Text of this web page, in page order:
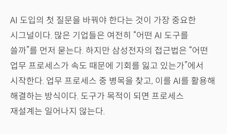
AI 도입의 첫 질문을 바꿔야 한다는 것이 가장 중요한
시그널이다. 많은 기업들은 여전히 “어떤 AI 도구를
쓸까”를 먼저 묻는다. 하지만 삼성전자의 접근법은 “어떤
업무 프로세스가 속도 때문에 기회를 잃고 있는가”에서
시작한다. 업무 프로세스 중 병목을 찾고, 이를 AI를 활용해
해결하는 방식이다. 도구가 목적이 되면 프로세스
재설계는 일어나지 않는다.